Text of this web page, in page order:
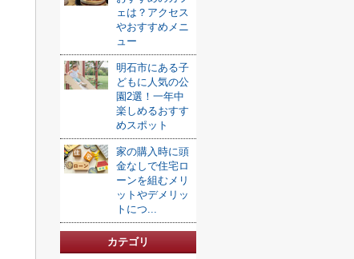
ェは？アクセス
やおすすめメニ
ュー
明石市にある子
どもに人気の公
園2選！一年中
楽しめるおすす
めスポット
家の購入時に頭
金なしで住宅ロ
ーンを組むメリ
ットやデメリッ
トにつ...
カテゴリ